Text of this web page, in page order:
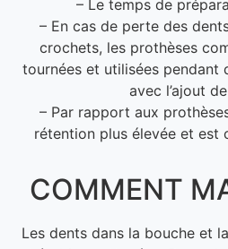
– Le temps de
– En cas de perte des
crochets, les prothèses
tournées et utilisées pendant
avec l’ajout
– Par rapport aux
rétention plus élevée et est
COMMENT
Les dents dans la bouche et